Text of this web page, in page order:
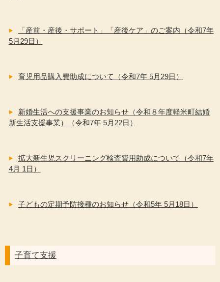
「産前・産後・サポート」「産後ケア」のご案内（令和7年
5月29日）
育児用品購入費助成について（令和7年 5月29日）
新婚生活への支援事業のお知らせ（令和８年度軽米町結婚
新生活支援事業）（令和7年 5月22日）
拡大新生児スクリーニング検査費用助成について（令和7年
4月 1日）
子どもの定期予防接種のお知らせ（令和5年 5月18日）
子育て支援